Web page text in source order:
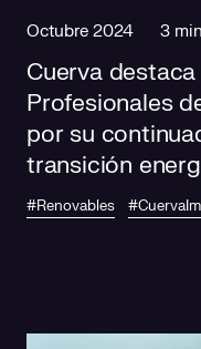
Octubre 2024 3 min
Cuerva
Profesionales
por su
transición
#Renovables